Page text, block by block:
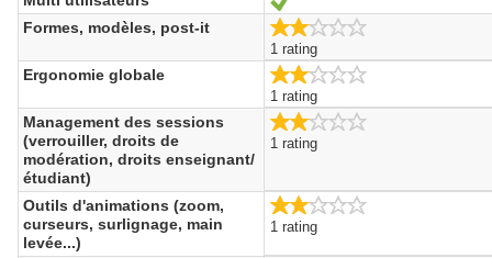
Formes, modèles, post-it
1 rating
Ergonomie globale
1 rating
Management des sessions
(verrouiller, droits de
modération, droits enseignant/
étudiant)
1 rating
Outils d'animations (zoom,
curseurs, surlignage, main
levée...)
1 rating